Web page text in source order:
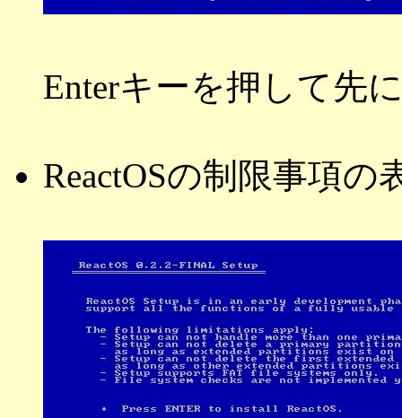
Enterキーを押して先
ReactOSの制限事項の